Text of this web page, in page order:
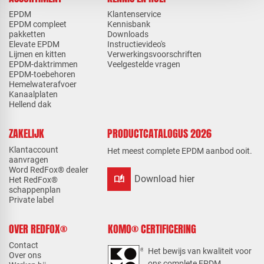
EPDM
EPDM compleet
pakketten
Elevate EPDM
Lijmen en kitten
EPDM-daktrimmen
EPDM-toebehoren
Hemelwaterafvoer
Kanaalplaten
Hellend dak
Klantenservice
Kennisbank
Downloads
Instructievideo's
Verwerkingsvoorschriften
Veelgestelde vragen
ZAKELIJK
Klantaccount
aanvragen
Word RedFox® dealer
Het RedFox®
schappenplan
Private label
PRODUCTCATALOGUS 2026
Het meest complete EPDM aanbod ooit.
auto_stories Download hier
OVER REDFOX®
Contact
Over ons
KOMO® CERTIFICERING
Het bewijs van kwaliteit voor